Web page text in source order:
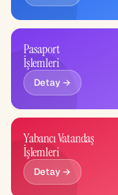
Pasaport
İşlemleri
Detay →
Yabancı Vatandaş
İşlemleri
Detay →